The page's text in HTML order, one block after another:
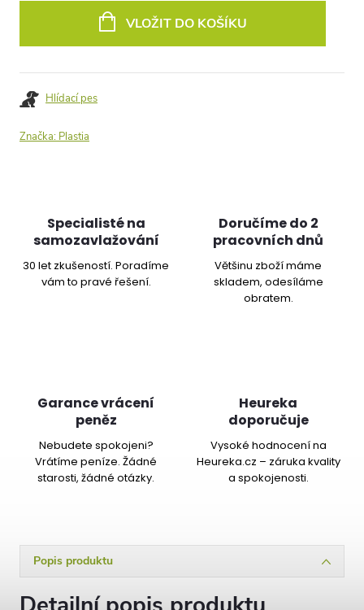
VLOŽIT DO KOŠÍKU
Hlídací pes
Značka: Plastia
Specialisté na
samozavlažování
30 let zkušeností. Poradíme
vám to pravé řešení.
Doručíme do 2
pracovních dnů
Většinu zboží máme
skladem, odesíláme
obratem.
Garance vrácení
peněz
Nebudete spokojeni?
Vrátíme peníze. Žádné
starosti, žádné otázky.
Heureka
doporučuje
Vysoké hodnocení na
Heureka.cz – záruka kvality
a spokojenosti.
Popis produktu